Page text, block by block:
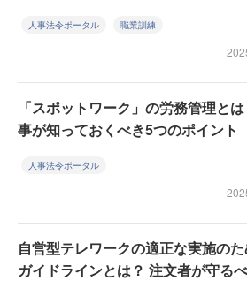
人事法令ポータル 職業訓練
「スポットワーク」の労務管理と
事が知っておくべき5つのポイント
人事法令ポータル
自営型テレワークの適正な実施の
ガイドラインとは？ 注文者が守る